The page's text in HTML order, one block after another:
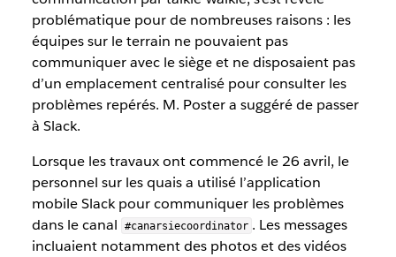
problématique pour de nombreuses raisons : les
équipes sur le terrain ne pouvaient pas
communiquer avec le siège et ne disposaient pas
d’un emplacement centralisé pour consulter les
problèmes repérés. M. Poster a suggéré de passer
à Slack.
Lorsque les travaux ont commencé le 26 avril, le
personnel sur les quais a utilisé l’application
mobile Slack pour communiquer les problèmes
dans le canal
#canarsiecoordinator . Les messages
incluaient notamment des photos et des vidéos